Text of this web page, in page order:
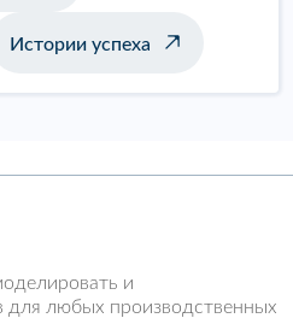
Истории успеха
и
для любых производственных